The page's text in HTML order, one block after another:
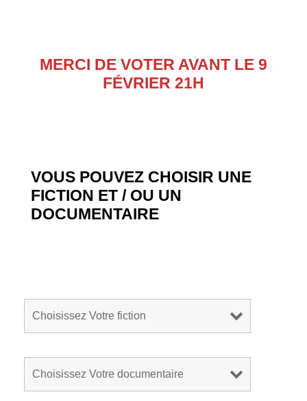
MERCI DE VOTER AVANT LE 9
FÉVRIER 21H
VOUS POUVEZ CHOISIR UNE
FICTION ET / OU UN
DOCUMENTAIRE